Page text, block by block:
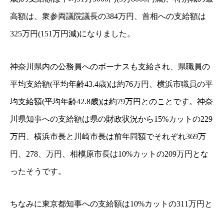
高額は、衆参両議院議長の384万円、首相への支給額は
325万円(151万円減)になりました。
神奈川県内の公務員へのボーナスも支給され、県職員の
平均支給額(平均年齢43.4歳)は約76万円、横浜市職員の平
均支給額(平均年齢42.8歳)は約79万円とのことです。神奈
川県知事への支給額は県の財政状況から15%カットの229
万円、横浜市長と川崎市長は前年同額でそれぞれ369万
円、278、万円、相模原市長は10%カットの209万円とな
ったそうです。
ちなみに東京都知事への支給額は10%カットの311万円と